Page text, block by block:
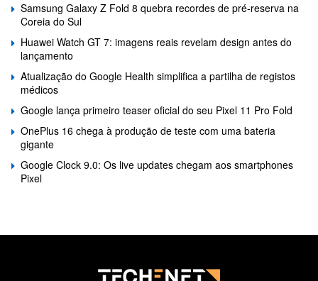
Samsung Galaxy Z Fold 8 quebra recordes de pré-reserva na
Coreia do Sul
Huawei Watch GT 7: imagens reais revelam design antes do
lançamento
Atualização do Google Health simplifica a partilha de registos
médicos
Google lança primeiro teaser oficial do seu Pixel 11 Pro Fold
OnePlus 16 chega à produção de teste com uma bateria
gigante
Google Clock 9.0: Os live updates chegam aos smartphones
Pixel